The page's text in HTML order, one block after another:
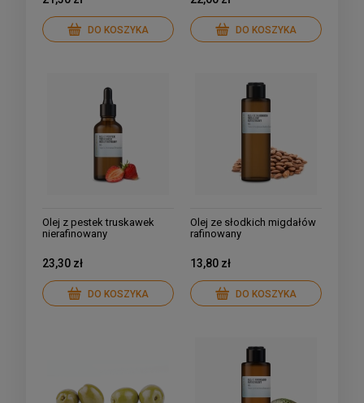
DO KOSZYKA DO KOSZYKA
Olej z pestek truskawek
nierafinowany
23,30 zł
DO KOSZYKA
Olej ze słodkich migdałów
rafinowany
13,80 zł
DO KOSZYKA